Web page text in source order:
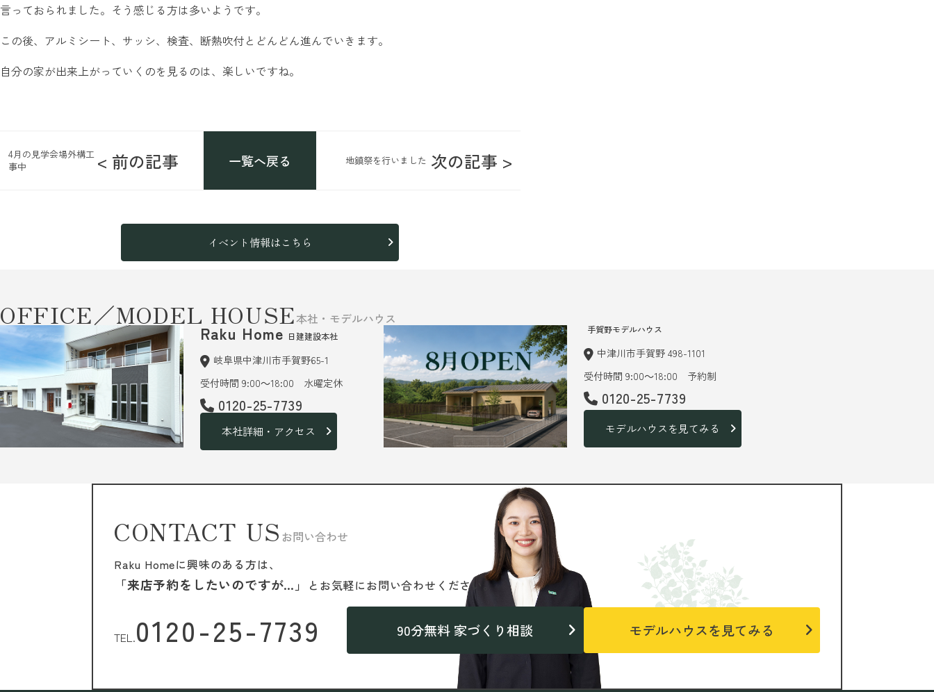
言っておられました。そう感じる方は多いようです。
この後、アルミシート、サッシ、検査、断熱吹付とどんどん進んでいきます。
自分の家が出来上がっていくのを見るのは、楽しいですね。
< 前の記事
4月の見学会場外構工
事中
一覧へ戻る 地鎮祭を行いました 次の記事 >
イベント情報はこちら
OFFICE／MODEL HOUSE本社・モデルハウス
Raku Home 日建建設本社
岐阜県中津川市手賀野65-1
受付時間 9:00～18:00 水曜定休
0120-25-7739
本社詳細・アクセス
手賀野モデルハウス
中津川市手賀野 498-1101
受付時間 9:00～18:00 予約制
0120-25-7739
モデルハウスを見てみる
CONTACT US お問い合わせ
Raku Homeに興味のある方は、
「来店予約をしたいのですが…」 と お気軽にお問い合わせください。
TEL.0120-25-7739 90分無料 家づくり相談 モデルハウスを見てみる